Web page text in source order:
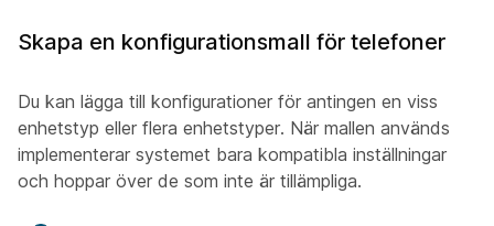
Skapa en konfigurationsmall för telefoner
Du kan lägga till konfigurationer för antingen en viss
enhetstyp eller flera enhetstyper. När mallen används
implementerar systemet bara kompatibla inställningar
och hoppar över de som inte är tillämpliga.